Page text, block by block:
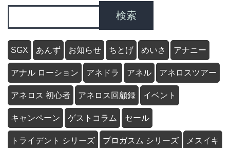
検索
SGX あんず お知らせ ちとげ めいさ アナニー
アナル ローション アネドラ アネル アネロスツアー
アネロス 初心者 アネロス回顧録 イベント
キャンペーン ゲストコラム セール
トライデント シリーズ プロガスム シリーズ メスイキ